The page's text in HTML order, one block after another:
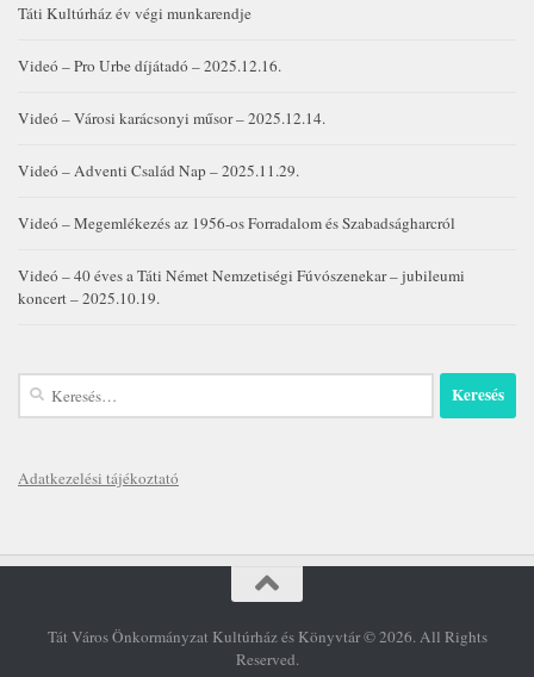
Táti Kultúrház év végi munkarendje
Videó – Pro Urbe díjátadó – 2025.12.16.
Videó – Városi karácsonyi műsor – 2025.12.14.
Videó – Adventi Család Nap – 2025.11.29.
Videó – Megemlékezés az 1956-os Forradalom és Szabadságharcról
Videó – 40 éves a Táti Német Nemzetiségi Fúvószenekar – jubileumi
koncert – 2025.10.19.
Keresés:
Adatkezelési tájékoztató
Tát Város Önkormányzat Kultúrház és Könyvtár © 2026. All Rights
Reserved.